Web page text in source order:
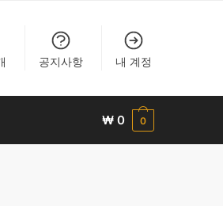
공지사항 내 계정
₩ 0 0